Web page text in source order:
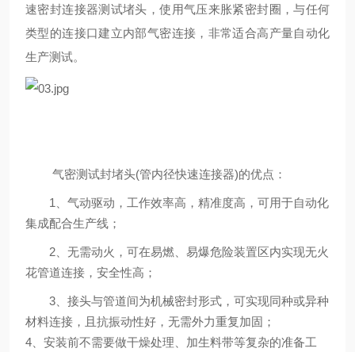
速密封连接器测试堵头，使用气压来胀紧密封圈，与任何
类型的连接口建立内部气密连接，非常适合高产量自动化
生产测试。
气密测试封堵头(管内径快速连接器)的优点：
1、气动驱动，工作效率高，精准度高，可用于自动化
集成配合生产线；
2、无需动火，可在易燃、易爆危险装置区内实现无火
花管道连接，安全性高；
3、接头与管道间为机械密封形式，可实现同种或异种
材料连接，且抗振动性好，无需外力重复加固；
4、安装前不需要做干燥处理、加生料带等复杂的准备工